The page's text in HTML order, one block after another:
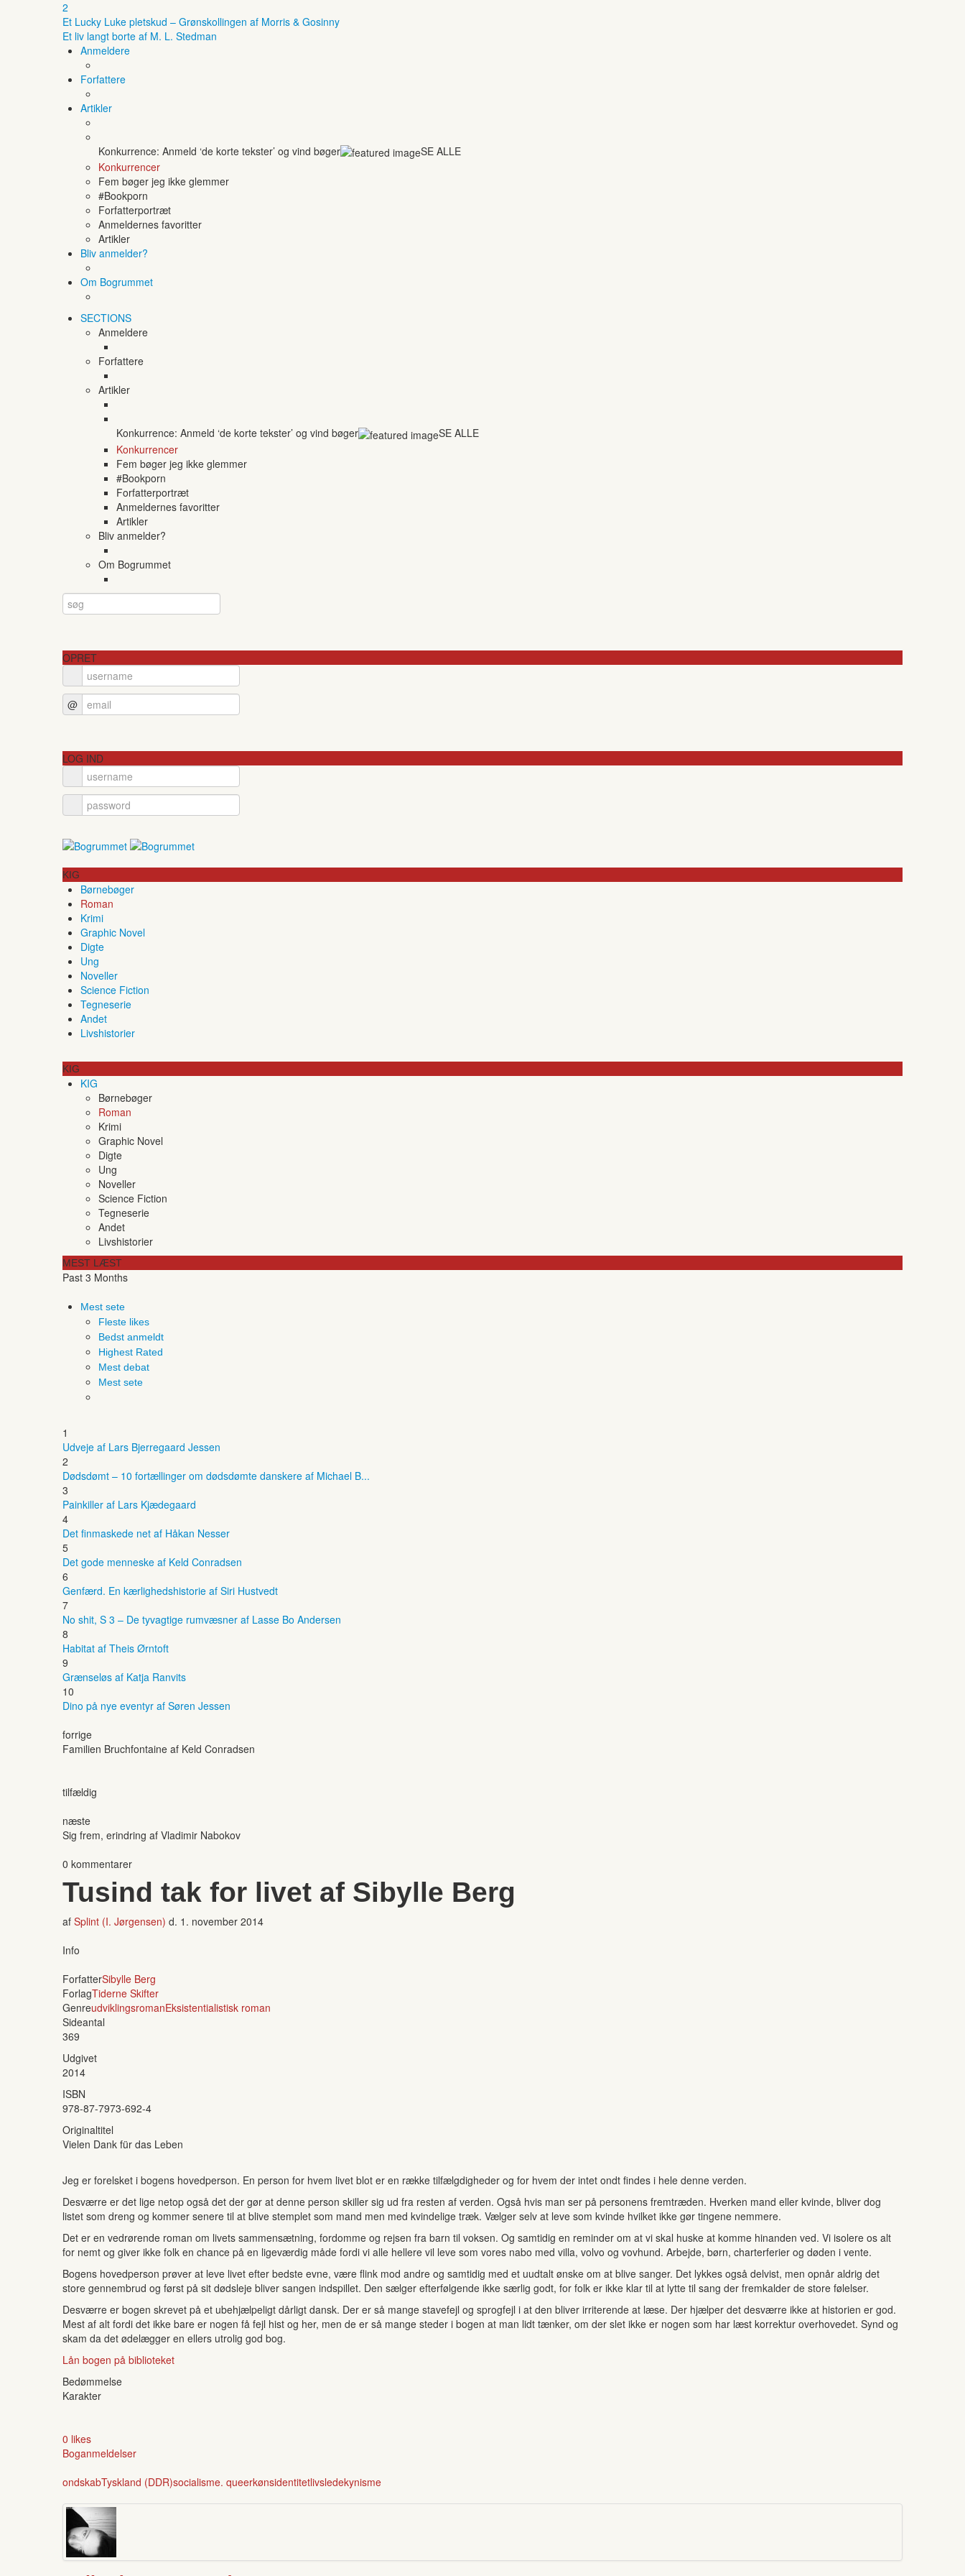
2
Et Lucky Luke pletskud – Grønskollingen af Morris & Gosinny
Et liv langt borte af M. L. Stedman
Anmeldere
Forfattere
Artikler
Konkurrence: Anmeld ‘de korte tekster’ og vind bøger
SE ALLE
Konkurrencer
Fem bøger jeg ikke glemmer
#Bookporn
Forfatterportræt
Anmeldernes favoritter
Artikler
Bliv anmelder?
Om Bogrummet
SECTIONS
Anmeldere
Forfattere
Artikler
Konkurrence: Anmeld ‘de korte tekster’ og vind bøger
SE ALLE
Konkurrencer
Fem bøger jeg ikke glemmer
#Bookporn
Forfatterportræt
Anmeldernes favoritter
Artikler
Bliv anmelder?
Om Bogrummet
OPRET
@
LOG IND
KIG
Børnebøger
Roman
Krimi
Graphic Novel
Digte
Ung
Noveller
Science Fiction
Tegneserie
Andet
Livshistorier
KIG
KIG
Børnebøger
Roman
Krimi
Graphic Novel
Digte
Ung
Noveller
Science Fiction
Tegneserie
Andet
Livshistorier
MEST LÆST
Past 3 Months
Mest sete
Fleste likes
Bedst anmeldt
Highest Rated
Mest debat
Mest sete
1
Udveje af Lars Bjerregaard Jessen
2
Dødsdømt – 10 fortællinger om dødsdømte danskere af Michael B...
3
Painkiller af Lars Kjædegaard
4
Det finmaskede net af Håkan Nesser
5
Det gode menneske af Keld Conradsen
6
Genfærd. En kærlighedshistorie af Siri Hustvedt
7
No shit, S 3 – De tyvagtige rumvæsner af Lasse Bo Andersen
8
Habitat af Theis Ørntoft
9
Grænseløs af Katja Ranvits
10
Dino på nye eventyr af Søren Jessen
forrige
Familien Bruchfontaine af Keld Conradsen
tilfældig
næste
Sig frem, erindring af Vladimir Nabokov
0 kommentarer
Tusind tak for livet af Sibylle Berg
af Splint (I. Jørgensen) d. 1. november 2014
Info
ForfatterSibylle Berg
ForlagTiderne Skifter
GenreudviklingsromanEksistentialistisk roman
Sideantal
369
Udgivet
2014
ISBN
978-87-7973-692-4
Originaltitel
Vielen Dank für das Leben
Jeg er forelsket i bogens hovedperson. En person for hvem livet blot er en række tilfælgdigheder og for hvem der intet ondt findes i hele denne verden.
Desværre er det lige netop også det der gør at denne person skiller sig ud fra resten af verden. Også hvis man ser på personens fremtræden. Hverken mand eller kvinde, bliver dog
listet som dreng og kommer senere til at blive stemplet som mand men med kvindelige træk. Vælger selv at leve som kvinde hvilket ikke gør tingene nemmere.
Det er en vedrørende roman om livets sammensætning, fordomme og rejsen fra barn til voksen. Og samtidig en reminder om at vi skal huske at komme hinanden ved. Vi isolere os alt
for nemt og giver ikke folk en chance på en ligeværdig måde fordi vi alle hellere vil leve som vores nabo med villa, volvo og vovhund. Arbejde, børn, charterferier og døden i vente.
Bogens hovedperson prøver at leve livet efter bedste evne, være flink mod andre og samtidig med et uudtalt ønske om at blive sanger. Det lykkes også delvist, men opnår aldrig det
store gennembrud og først på sit dødsleje bliver sangen indspillet. Den sælger efterfølgende ikke særlig godt, for folk er ikke klar til at lytte til sang der fremkalder de store følelser.
Desværre er bogen skrevet på et ubehjælpeligt dårligt dansk. Der er så mange stavefejl og sprogfejl i at den bliver irriterende at læse. Der hjælper det desværre ikke at historien er god.
Mest af alt fordi det ikke bare er nogen få fejl hist og her, men de er så mange steder i bogen at man lidt tænker, om der slet ikke er nogen som har læst korrektur overhovedet. Synd og
skam da det ødelægger en ellers utrolig god bog.
Lån bogen på biblioteket
Bedømmelse
Karakter
0 likes
Boganmeldelser
ondskabTyskland (DDR)socialisme. queerkønsidentitetlivsledekynisme